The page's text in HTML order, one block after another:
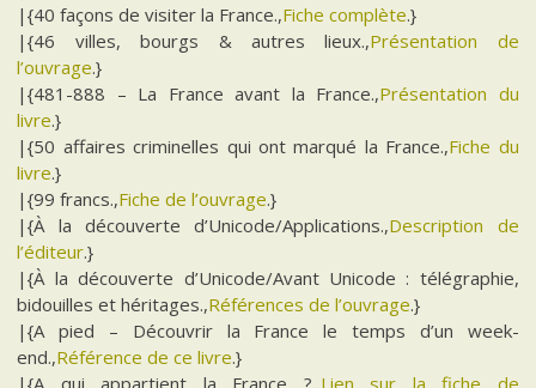
|{40 façons de visiter la France.,Fiche complète.}
|{46 villes, bourgs & autres lieux.,Présentation de
l’ouvrage.}
|{481-888 – La France avant la France.,Présentation du
livre.}
|{50 affaires criminelles qui ont marqué la France.,Fiche du
livre.}
|{99 francs.,Fiche de l’ouvrage.}
|{À la découverte d’Unicode/Applications.,Description de
l’éditeur.}
|{À la découverte d’Unicode/Avant Unicode : télégraphie,
bidouilles et héritages.,Références de l’ouvrage.}
|{A pied – Découvrir la France le temps d’un week-
end.,Référence de ce livre.}